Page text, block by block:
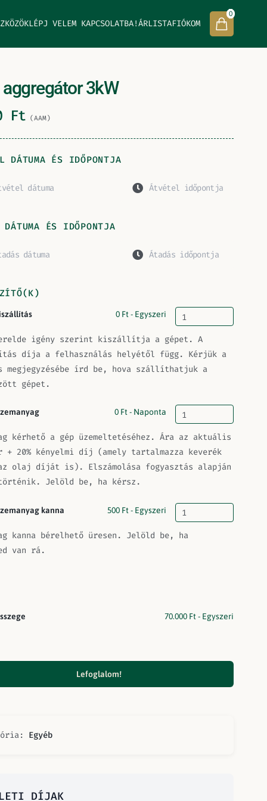
LÉPJ VELEM KAPCSOLATBA!ÁRLISTAFIÓKOM
0
3kW
Ft (AAM)
DÁTUMA ÉS IDŐPONTJA
DÁTUMA ÉS IDŐPONTJA
0 Ft- Egyszeri
igény szerint kiszállítja a gépet. A
díja a felhasználás helyétől függ. Kérjük a
megjegyzésébe írd be, hova szállíthatjuk a
gépet.
0 Ft- Naponta
kérhető a gép üzemeltetéséhez. Ára az aktuális
20% kényelmi díj (amely tartalmazza keverék
olaj díját is). Elszámolása fogyasztás alapján
Jelöld be, ha kérsz.
kanna 500 Ft- Egyszeri
kanna bérelhető üresen. Jelöld be, ha
van rá.
70.000 Ft- Egyszeri
Lefoglalom!
Egyéb
DÍJAK